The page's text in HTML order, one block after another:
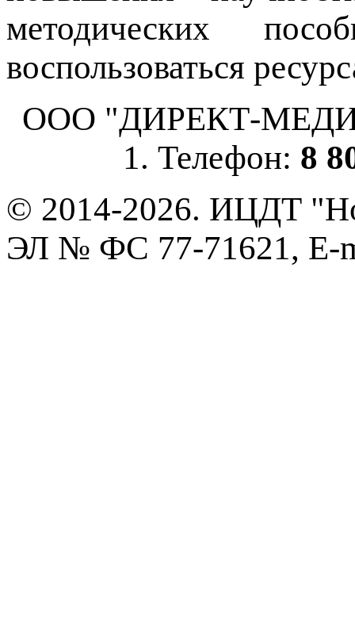
методических
воспользоваться
ООО "ДИРЕКТ-
1. Телефон: 8
© 2014-2026. ИЦДТ
ЭЛ № ФС 77-71621, E-